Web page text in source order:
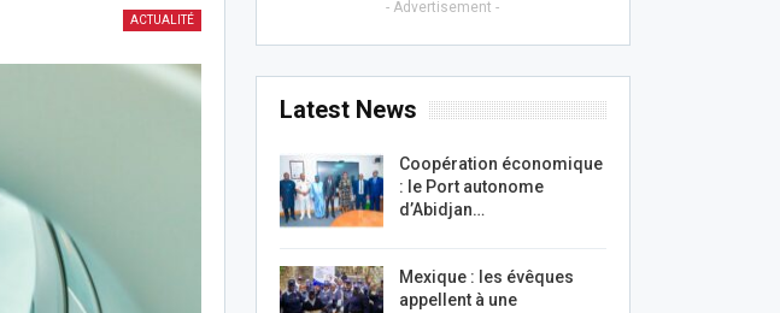
ACTUALITÉ
- Advertisement -
Latest News
Coopération économique
: le Port autonome
d’Abidjan…
Mexique : les évêques
appellent à une